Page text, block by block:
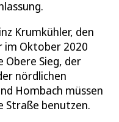
Krumkühler, den
im Oktober 2020
Obere Sieg, der
nördlichen
Hombach müssen
Straße benutzen.